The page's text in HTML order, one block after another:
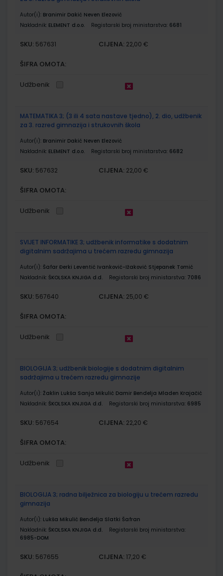
Autor(i): Branimir Dakić Neven Elezović
Nakladnik: ELEMENT d.o.o. Registarski broj ministarstva: 6681
SKU: 567631 CIJENA: 22,00 €
ŠIFRA OMOTA:
Udžbenik
MATEMATIKA 3; (3 ili 4 sata nastave tjedno), 2. dio, udžbenik
za 3. razred gimnazija i strukovnih škola
Autor(i): Branimir Dakić Neven Elezović
Nakladnik: ELEMENT d.o.o. Registarski broj ministarstva: 6682
SKU: 567632 CIJENA: 22,00 €
ŠIFRA OMOTA:
Udžbenik
SVIJET INFORMATIKE 3; udžbenik informatike s dodatnim
digitalnim sadržajima u trećem razredu gimnazija
Autor(i): Šafar Đerki Leventić Ivanković-Ižaković Stjepanek Tomić
Nakladnik: ŠKOLSKA KNJIGA d.d. Registarski broj ministarstva: 7086
SKU: 567640 CIJENA: 25,00 €
ŠIFRA OMOTA:
Udžbenik
BIOLOGIJA 3; udžbenik biologije s dodatnim digitalnim
sadržajima u trećem razredu gimnazije
Autor(i): Žaklin Lukša Sanja Mikulić Damir Bendelja Mladen Krajačić
Nakladnik: ŠKOLSKA KNJIGA d.d. Registarski broj ministarstva: 6985
SKU: 567654 CIJENA: 22,20 €
ŠIFRA OMOTA:
Udžbenik
BIOLOGIJA 3; radna bilježnica za biologiju u trećem razredu
gimnazija
Autor(i): Lukša Mikulić Bendelja Slatki Šafran
Nakladnik: ŠKOLSKA KNJIGA d.d.
Registarski broj ministarstva:
6985-DOM
SKU: 567655 CIJENA: 17,20 €